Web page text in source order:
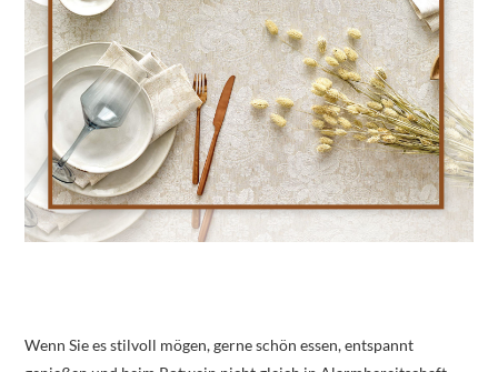
Wenn Sie es stilvoll mögen, gerne schön essen, entspannt